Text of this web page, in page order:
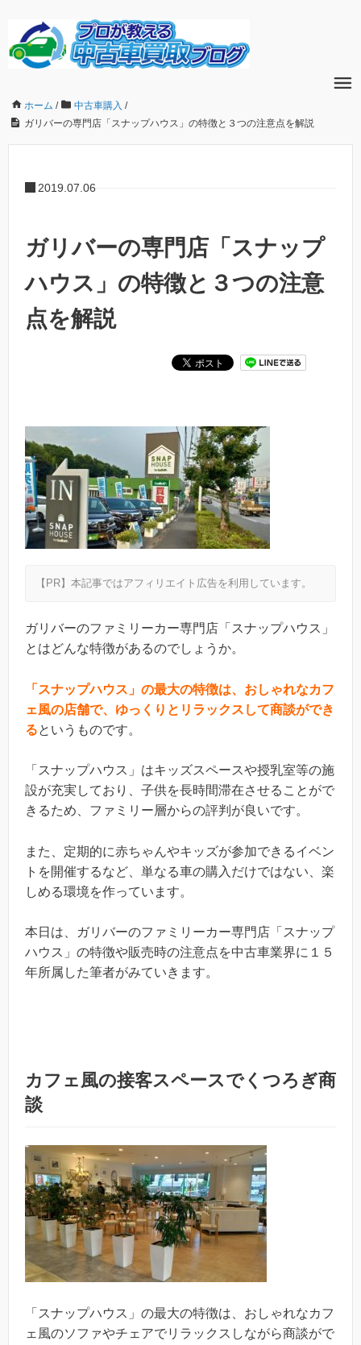
ホーム / 中古車購入 /
ガリバーの専門店「スナップハウス」の特徴と３つの注意点を解説
2019.07.06
ガリバーの専門店「スナップ
ハウス」の特徴と３つの注意
点を解説
【PR】本記事ではアフィリエイト広告を利用しています。
ガリバーのファミリーカー専門店「スナップハウス」
とはどんな特徴があるのでしょうか。
「スナップハウス」の最大の特徴は、おしゃれなカフ
ェ風の店舗で、ゆっくりとリラックスして商談ができ
るというものです。
「スナップハウス」はキッズスペースや授乳室等の施
設が充実しており、子供を長時間滞在させることがで
きるため、ファミリー層からの評判が良いです。
また、定期的に赤ちゃんやキッズが参加できるイベン
トを開催するなど、単なる車の購入だけではない、楽
しめる環境を作っています。
本日は、ガリバーのファミリーカー専門店「スナップ
ハウス」の特徴や販売時の注意点を中古車業界に１５
年所属した筆者がみていきます。
カフェ風の接客スペースでくつろぎ商
談
「スナップハウス」の最大の特徴は、おしゃれなカフ
ェ風のソファやチェアでリラックスしながら商談がで